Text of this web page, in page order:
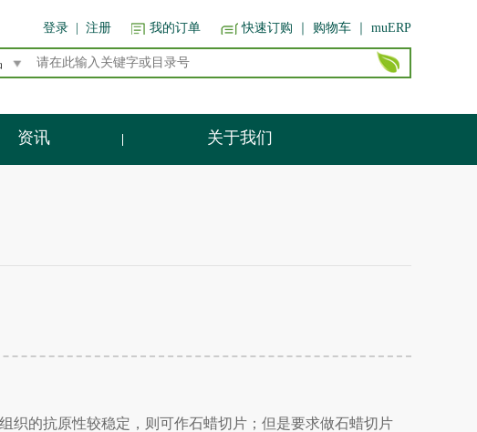
登录 注册 我的订单 快速订购 ｜ 购物车 ｜ muERP
资讯 关于我们
织的抗原性较稳定，则可作石蜡切片；但是要求做石蜡切片